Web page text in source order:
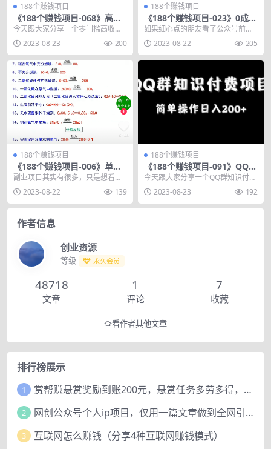
188个赚钱项目
《188个赚钱项目-068》高收
益手绘视频项目，零门槛小白
今天跟大家分享一个零门槛高收益
的手绘视频项目。 其实就是某音平
台上的手绘视频，跟...
2023-08-23 200
188个赚钱项目
《188个赚钱项目-023》0成本
的抖音小程序副业赚钱，操作
如果细心点的朋友看了公众号前面
的赚钱项目文章，就会发现，我分
享的都是互联网的副业...
2023-08-22 205
188个赚钱项目
《188个赚钱项目-006》单价
9.9元的学生资料副业项目，宝
妈简单操作日入300+
副业项目其实有很多，只是想看你
去不去操作。清烟副业笔记公众号
基本上每天都会更新一...
2023-08-22 139
188个赚钱项目
《188个赚钱项目-091》QQ群
知识付费项目，简单操作日入
200+
今天跟大家分享一个QQ群知识付费
项目，新手可以简单快速的上手，
日入200+。 可...
2023-08-23 192
作者信息
创业资源
等级 永久会员
48718
文章
1
评论
7
收藏
查看作者其他文章
排行榜展示
1 赏帮赚悬赏奖励到账200元，悬赏任务多劳多得，人人可做。
2 网创公众号个人ip项目，仅用一篇文章做到全网引流！
3 互联网怎么赚钱（分享4种互联网赚钱模式）